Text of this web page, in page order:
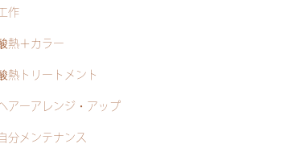
作
熱＋カラー
熱トリートメント
アーアレンジ・アップ
分メンテナンス